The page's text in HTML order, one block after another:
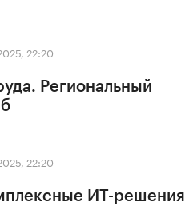
22:20
Региональный
22:20
ИТ-решения